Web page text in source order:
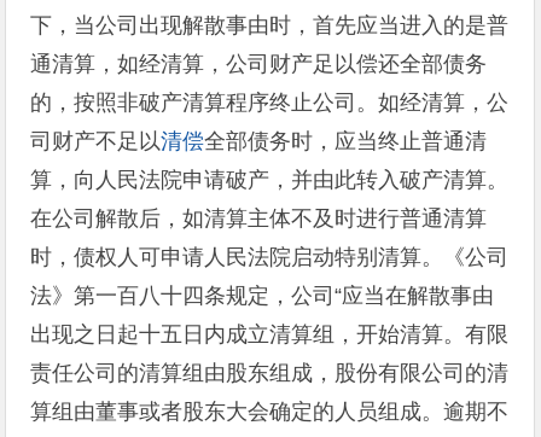
下，当公司出现解散事由时，首先应当进入的是普
通清算，如经清算，公司财产足以偿还全部债务
的，按照非破产清算程序终止公司。如经清算，公
司财产不足以清偿全部债务时，应当终止普通清
算，向人民法院申请破产，并由此转入破产清算。
在公司解散后，如清算主体不及时进行普通清算
时，债权人可申请人民法院启动特别清算。《公司
法》第一百八十四条规定，公司“应当在解散事由
出现之日起十五日内成立清算组，开始清算。有限
责任公司的清算组由股东组成，股份有限公司的清
算组由董事或者股东大会确定的人员组成。逾期不